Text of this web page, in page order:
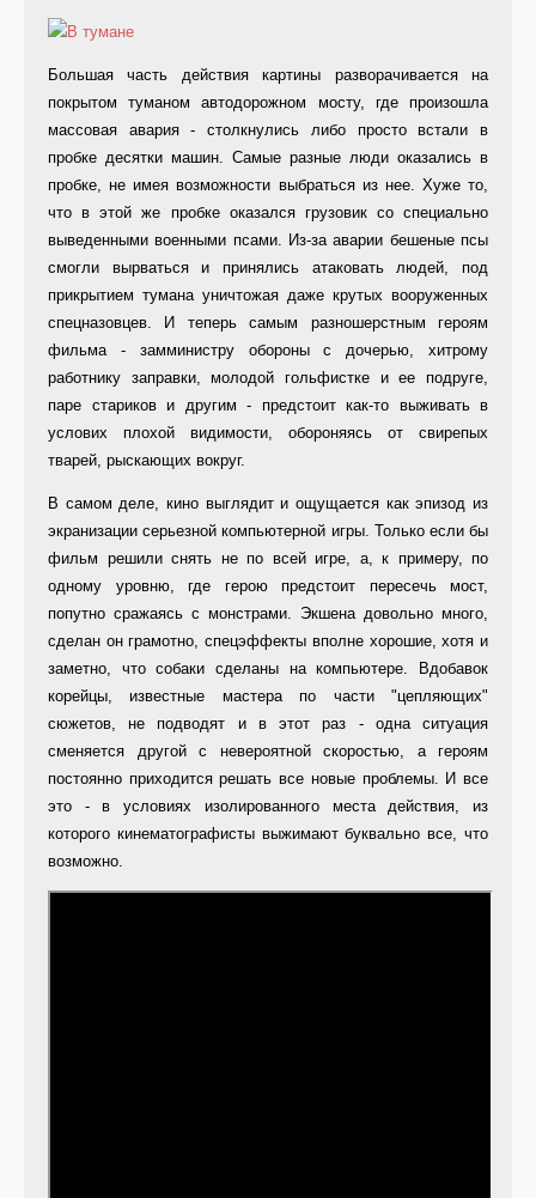
Большая часть действия картины разворачивается на
покрытом туманом автодорожном мосту, где произошла
массовая авария - столкнулись либо просто встали в
пробке десятки машин. Самые разные люди оказались в
пробке, не имея возможности выбраться из нее. Хуже то,
что в этой же пробке оказался грузовик со специально
выведенными военными псами. Из-за аварии бешеные псы
смогли вырваться и принялись атаковать людей, под
прикрытием тумана уничтожая даже крутых вооруженных
спецназовцев. И теперь самым разношерстным героям
фильма - замминистру обороны с дочерью, хитрому
работнику заправки, молодой гольфистке и ее подруге,
паре стариков и другим - предстоит как-то выживать в
услових плохой видимости, обороняясь от свирепых
тварей, рыскающих вокруг.
В самом деле, кино выглядит и ощущается как эпизод из
экранизации серьезной компьютерной игры. Только если бы
фильм решили снять не по всей игре, а, к примеру, по
одному уровню, где герою предстоит пересечь мост,
попутно сражаясь с монстрами. Экшена довольно много,
сделан он грамотно, спецэффекты вполне хорошие, хотя и
заметно, что собаки сделаны на компьютере. Вдобавок
корейцы, известные мастера по части "цепляющих"
сюжетов, не подводят и в этот раз - одна ситуация
сменяется другой с невероятной скоростью, а героям
постоянно приходится решать все новые проблемы. И все
это - в условиях изолированного места действия, из
которого кинематографисты выжимают буквально все, что
возможно.